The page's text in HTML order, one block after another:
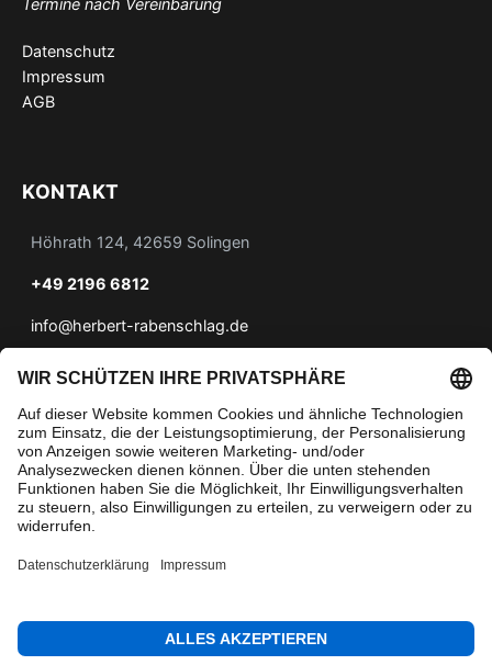
Datenschutz
Impressum
AGB
KONTAKT
Höhrath 124, 42659 Solingen
+49 2196 6812
info@herbert-rabenschlag.de
ANFAHRT
» Anfahrt zu Herbert Rabenschlag